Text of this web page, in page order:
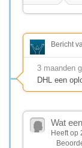
Bericht
3 maanden
DHL een
Wat
Heeft op